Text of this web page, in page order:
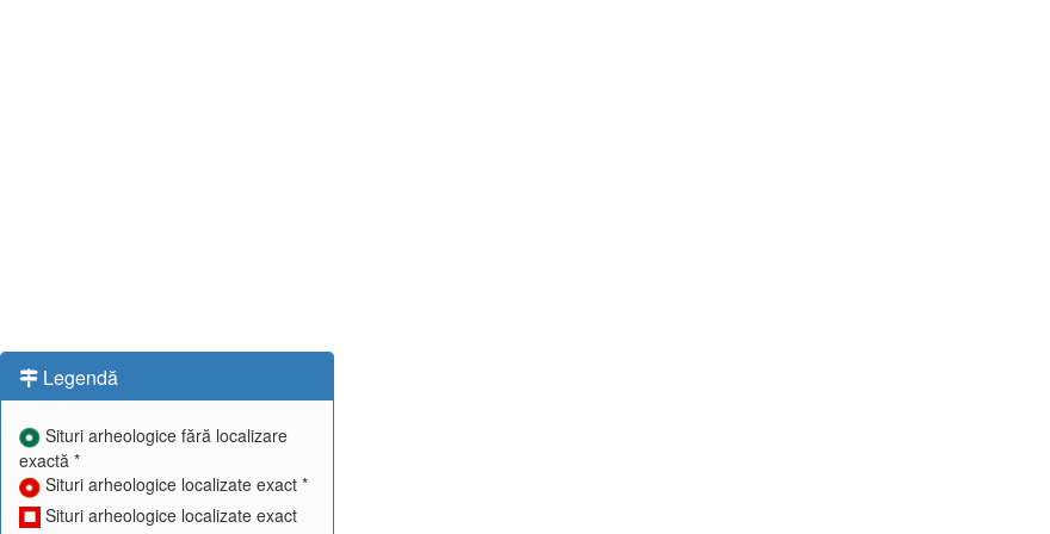
Legendă
Situri arheologice fără localizare
exactă *
Situri arheologice localizate exact *
Situri arheologice localizate exact